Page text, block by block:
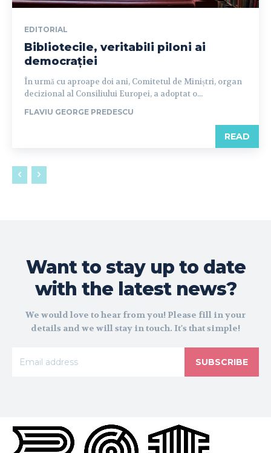
EDITORIAL
Bibliotecile, veritabili piloni ai
democrației
În urmă cu aproape doi ani, Comitetul de Miniștri, organ
decizional al Consiliului Europei, a adoptat o...
FLAVIU GEORGE PREDESCU
READ
Want to stay up to date
with the latest news?
We would love to hear from you! Please fill in your
details and we will stay in touch. It's that simple!
SUBSCRIBE